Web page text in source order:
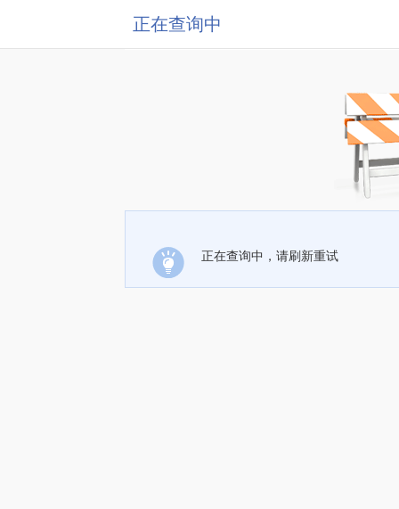
正在查询中
正在查询中，请刷新重试